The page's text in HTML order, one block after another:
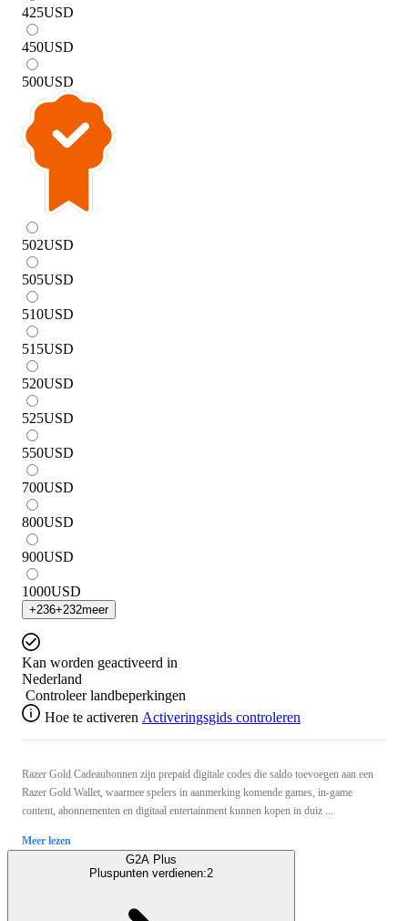
425USD
450USD
500USD
502USD
505USD
510USD
515USD
520USD
525USD
550USD
700USD
800USD
900USD
1000USD
+236+232meer
Kan worden geactiveerd in
Nederland
Controleer landbeperkingen
Hoe te activeren Activeringsgids controleren
Razer Gold Cadeaubonnen zijn prepaid digitale codes die saldo toevoegen aan een
Razer Gold Wallet, waarmee spelers in aanmerking komende games, in-game
content, abonnementen en digitaal entertainment kunnen kopen in duiz ...
Meer lezen
G2A Plus
Pluspunten verdienen:2